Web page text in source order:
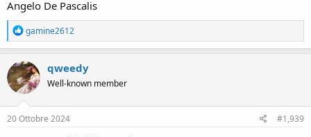
Angelo De Pascalis
R
e
a
c
t
i
o
n
s
gamine2612
qweedy
Well-known member
20 Ottobre 2024 #1,939